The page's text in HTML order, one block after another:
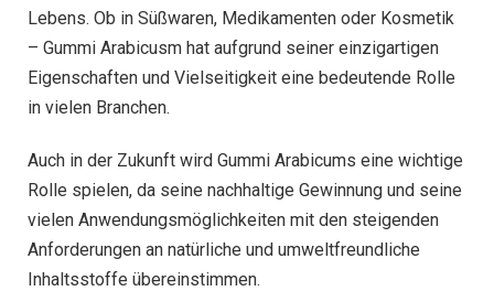
Lebens. Ob in Süßwaren, Medikamenten oder Kosmetik
– Gummi Arabicusm hat aufgrund seiner einzigartigen
Eigenschaften und Vielseitigkeit eine bedeutende Rolle
in vielen Branchen.
Auch in der Zukunft wird Gummi Arabicums eine wichtige
Rolle spielen, da seine nachhaltige Gewinnung und seine
vielen Anwendungsmöglichkeiten mit den steigenden
Anforderungen an natürliche und umweltfreundliche
Inhaltsstoffe übereinstimmen.